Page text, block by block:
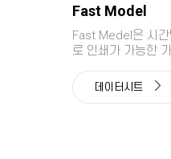
Fast Model
Fast Medel은 시
로 인쇄가 가능한
데이터시트